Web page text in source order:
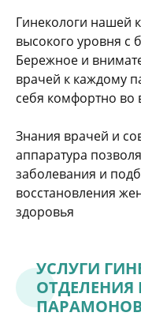
Гинекологи нашей
высокого уровня
Бережное и
врачей к каждому
себя комфортно во
Знания врачей и
аппаратура
заболевания и
восстановления
здоровья
УСЛУГИ